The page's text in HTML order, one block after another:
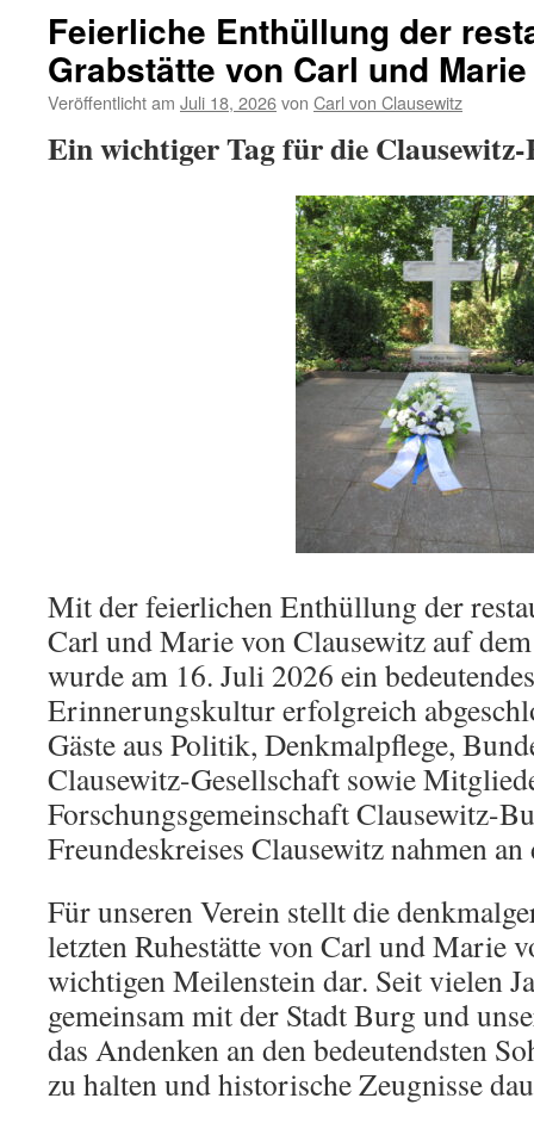
Feierliche Enthüllung der
Grabstätte von Carl und
Veröffentlicht am Juli 18, 2026von Carl von Clausewitz
Ein wichtiger Tag für die
Mit der feierlichen Enthüllung der
Carl und Marie von Clausewitz auf
wurde am 16. Juli 2026 ein
Erinnerungskultur erfolgreich
Gäste aus Politik, Denkmalpflege,
Clausewitz-Gesellschaft sowie
Forschungsgemeinschaft Clausewitz-
Freundeskreises Clausewitz nahmen
Für unseren Verein stellt die
letzten Ruhestätte von Carl und Marie
wichtigen Meilenstein dar. Seit vielen
gemeinsam mit der Stadt Burg und
das Andenken an den bedeutendsten
zu halten und historische Zeugnisse